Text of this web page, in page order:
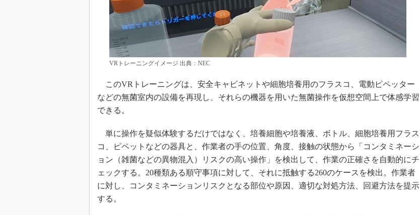
知財マネジメント
VRトレーニングイメージ 出典：NEC
このVRトレーニングは、安全キャビネットや細胞培養用のフラスコ、電動ピペッター
などの無菌室内の設備を再現し、それらの機器を用いた無菌操作を仮想空間上で体感学習
できる。
単に操作を疑似体験するだけではなく、培養細胞や培養液、ボトル、細胞培養用フラス
コ、ピペットなどの器具と、作業者の手の位置、角度、接触の状態から「コンタミネーシ
ョン（雑菌などの異物混入）リスクの高い操作」を検出して、作業の正確さを自動的にチ
ェックする。20種類ある順守事項に対して、それに抵触する260のケースを検出。作業者
に対し、コンタミネーションリスクとなる部位や原因、適切な対処方法、回避方法を提示
する。